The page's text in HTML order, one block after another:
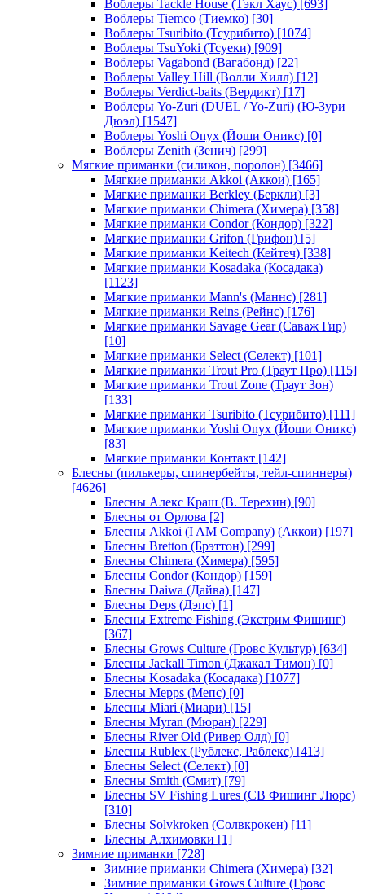
Воблеры Tackle House (Тэкл Хаус) [693]
Воблеры Tiemco (Тиемко) [30]
Воблеры Tsuribito (Тсурибито) [1074]
Воблеры TsuYoki (Тсуеки) [909]
Воблеры Vagabond (Вагабонд) [22]
Воблеры Valley Hill (Волли Хилл) [12]
Воблеры Verdict-baits (Вердикт) [17]
Воблеры Yo-Zuri (DUEL / Yo-Zuri) (Ю-Зури
Дюэл) [1547]
Воблеры Yoshi Onyx (Йоши Оникс) [0]
Воблеры Zenith (Зенич) [299]
Мягкие приманки (силикон, поролон) [3466]
Мягкие приманки Akkoi (Аккои) [165]
Мягкие приманки Berkley (Беркли) [3]
Мягкие приманки Chimera (Химера) [358]
Мягкие приманки Condor (Кондор) [322]
Мягкие приманки Grifon (Грифон) [5]
Мягкие приманки Keitech (Кейтеч) [338]
Мягкие приманки Kosadaka (Косадака)
[1123]
Мягкие приманки Mann's (Маннс) [281]
Мягкие приманки Reins (Рейнс) [176]
Мягкие приманки Savage Gear (Саваж Гир)
[10]
Мягкие приманки Select (Селект) [101]
Мягкие приманки Trout Pro (Траут Про) [115]
Мягкие приманки Trout Zone (Траут Зон)
[133]
Мягкие приманки Tsuribito (Тсурибито) [111]
Мягкие приманки Yoshi Onyx (Йоши Оникс)
[83]
Мягкие приманки Контакт [142]
Блесны (пилькеры, спинербейты, тейл-спиннеры)
[4626]
Блесны Алекс Краш (В. Терехин) [90]
Блесны от Орлова [2]
Блесны Akkoi (I AM Company) (Аккои) [197]
Блесны Bretton (Брэттон) [299]
Блесны Chimera (Химера) [595]
Блесны Condor (Кондор) [159]
Блесны Daiwa (Дайва) [147]
Блесны Deps (Дэпс) [1]
Блесны Extreme Fishing (Экстрим Фишинг)
[367]
Блесны Grows Culture (Гровс Культур) [634]
Блесны Jackall Timon (Джакал Тимон) [0]
Блесны Kosadaka (Косадака) [1077]
Блесны Mepps (Мепс) [0]
Блесны Miari (Миари) [15]
Блесны Myran (Мюран) [229]
Блесны River Old (Ривер Олд) [0]
Блесны Rublex (Рублекс, Раблекс) [413]
Блесны Select (Селект) [0]
Блесны Smith (Смит) [79]
Блесны SV Fishing Lures (СВ Фишинг Люрс)
[310]
Блесны Solvkroken (Солвкрокен) [11]
Блесны Алхимовки [1]
Зимние приманки [728]
Зимние приманки Chimera (Химера) [32]
Зимние приманки Grows Culture (Гровс